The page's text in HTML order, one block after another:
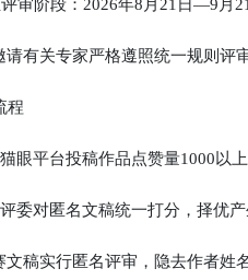
阶段：2026年8月21日—9月
关专家严格遵照统一规则评审
平台投稿作品点赞量1000以上
对匿名文稿统一打分，择优产
实行匿名评审，隐去作者姓名